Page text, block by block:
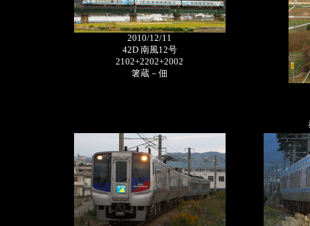
2010/12/11
42D 南風12号
2102+2202+2002
箸蔵－佃